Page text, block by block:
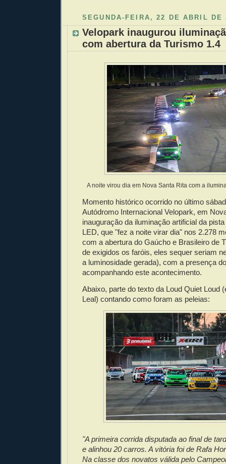
SEGUNDA-FEIRA, 22 DE ABRIL DE
Velopark inaugurou
com abertura da Turismo 1.4
A noite virou dia em Nova Santa Rita com a
Momento histórico ocorrido no último
Autódromo Internacional Velopark, em
inauguração da iluminação artificial da
LED, que "fez a noite virar dia" nos 2.278
com a abertura do Gaúcho e Brasileiro de
de exigidos os faróis, eles sequer seriam
a luminosidade gerada), com a presença
acompanhando este acontecimento.
Abaixo, parte do texto da Loud Quiet Loud
Leal) contando como foram as peleias:
"A primeira corrida disputada ao final de
e alinhou 20 carros. A vitória foi de Rafa
Na classe dos novatos válida pelo